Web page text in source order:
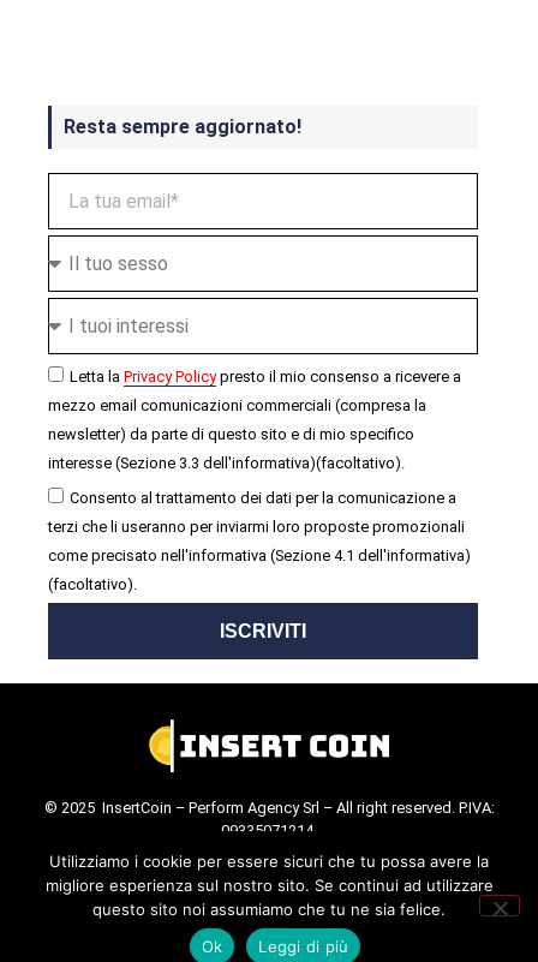
Resta sempre aggiornato!
Letta la Privacy Policypresto il mio consenso a ricevere a
mezzo email comunicazioni commerciali (compresa la
newsletter) da parte di questo sito e di mio specifico
interesse (Sezione 3.3 dell'informativa)(facoltativo).
Consento al trattamento dei dati per la comunicazione a
terzi che li useranno per inviarmi loro proposte promozionali
come precisato nell'informativa (Sezione 4.1 dell'informativa)
(facoltativo).
ISCRIVITI
© 2025 InsertCoin – Perform Agency Srl – All right reserved. P.IVA:
09335071214.
Cookie Policy . Privacy Policy.
Utilizziamo i cookie per essere sicuri che tu possa avere la
migliore esperienza sul nostro sito. Se continui ad utilizzare
questo sito noi assumiamo che tu ne sia felice.
Ok
Leggi di più